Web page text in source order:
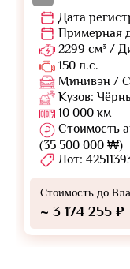
Дата
Примерная
2299 см³ /
150 л.с.
Минивэн /
Кузов:
10 000 км
Стоимость
(35 500 000 ₩)
Лот:
Стоимость до
~ 3 174 255 ₽